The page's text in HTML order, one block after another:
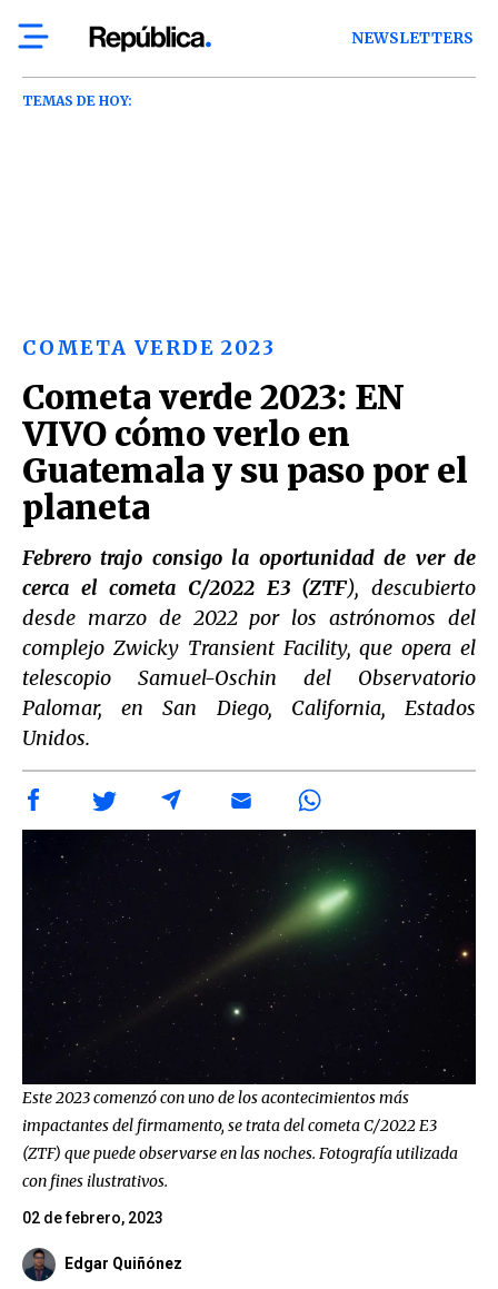
NEWSLETTERS
TEMAS DE HOY:
COMETA VERDE 2023
Cometa verde 2023: EN
VIVO cómo verlo en
Guatemala y su paso por el
planeta
Febrero trajo consigo la oportunidad de ver de
cerca el cometa C/2022 E3 (ZTF), descubierto
desde marzo de 2022 por los astrónomos del
complejo Zwicky Transient Facility, que opera el
telescopio Samuel-Oschin del Observatorio
Palomar, en San Diego, California, Estados
Unidos.
Este 2023 comenzó con uno de los acontecimientos más
impactantes del firmamento, se trata del cometa C/2022 E3
(ZTF) que puede observarse en las noches. Fotografía utilizada
con fines ilustrativos.
Edgar Quiñónez
02 de febrero, 2023